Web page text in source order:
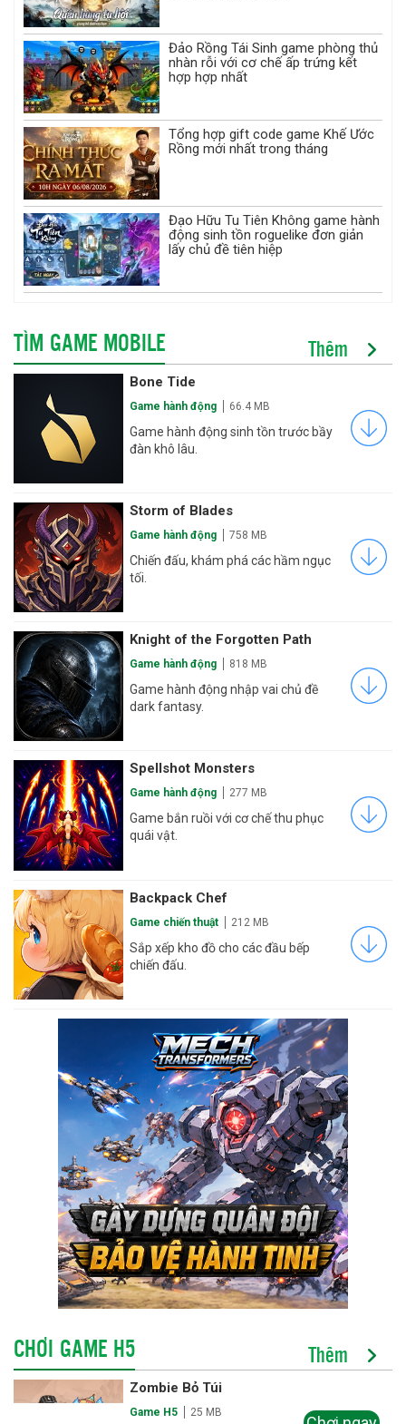
Đảo Rồng Tái Sinh game phòng thủ
nhàn rỗi với cơ chế ấp trứng kết
hợp hợp nhất
Tổng hợp gift code game Khế Ước
Rồng mới nhất trong tháng
Đạo Hữu Tu Tiên Không game hành
động sinh tồn roguelike đơn giản
lấy chủ đề tiên hiệp
TÌM GAME MOBILE Thêm
Bone Tide
Game hành động 66.4 MB
Game hành động sinh tồn trước bầy
đàn khô lâu.
Storm of Blades
Game hành động 758 MB
Chiến đấu, khám phá các hầm ngục
tối.
Knight of the Forgotten Path
Game hành động 818 MB
Game hành động nhập vai chủ đề
dark fantasy.
Spellshot Monsters
Game hành động 277 MB
Game bắn ruồi với cơ chế thu phục
quái vật.
Backpack Chef
Game chiến thuật 212 MB
Sắp xếp kho đồ cho các đầu bếp
chiến đấu.
CHƠI GAME H5 Thêm
Zombie Bỏ Túi
Game H5 25 MB